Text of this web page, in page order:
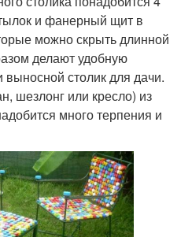
и фанерный щит в
можно скрыть длинной
делают удобную
выносной столик для дачи.
шезлонг или кресло) из
много терпения и